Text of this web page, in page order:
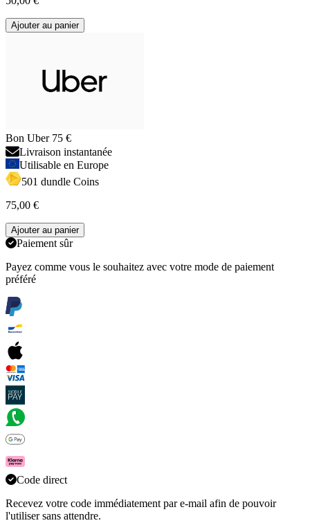
Ajouter au panier
Bon Uber 75 €
Livraison instantanée
Utilisable en Europe
501 dundle Coins
75,00 €
Ajouter au panier
Paiement sûr
Payez comme vous le souhaitez avec votre mode de paiement
préféré
Code direct
Recevez votre code immédiatement par e-mail afin de pouvoir
l'utiliser sans attendre.